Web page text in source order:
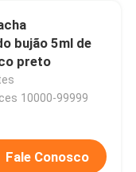
bujão 5ml de
preto
10000-99999
Fale Conosco